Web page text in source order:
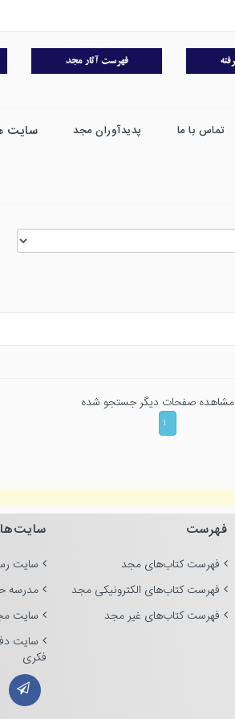
تماس با ما پدیدآوران مجد سایت
مشاهده صفحات دیگر جستجو شده
۱
فهرست
فهرست کتاب‌های مجد
فهرست کتاب‌های الکترونیکی مجد
فهرست کتاب‌های غیر مجد
سایت
مدرسه
سایت
سایت
فکری